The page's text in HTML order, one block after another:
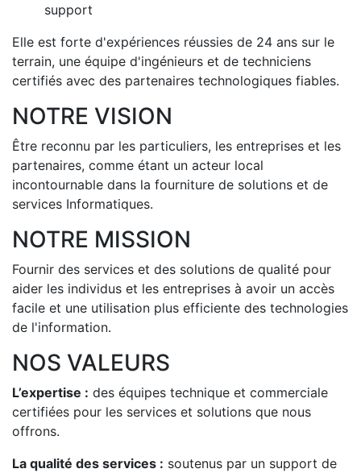
support
Elle est forte d'expériences réussies de 24 ans sur le
terrain, une équipe d'ingénieurs et de techniciens
certifiés avec des partenaires technologiques fiables.
NOTRE VISION
Être reconnu par les particuliers, les entreprises et les
partenaires, comme étant un acteur local
incontournable dans la fourniture de solutions et de
services Informatiques.
NOTRE MISSION
Fournir des services et des solutions de qualité pour
aider les individus et les entreprises à avoir un accès
facile et une utilisation plus efficiente des technologies
de l'information.
NOS VALEURS
L’expertise : des équipes technique et commerciale
certifiées pour les services et solutions que nous
offrons.
La qualité des services : soutenus par un support de